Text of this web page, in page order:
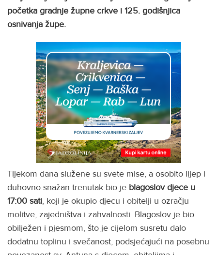
početka gradnje župne crkve i 125. godišnjica
osnivanja župe.
Tijekom dana služene su svete mise, a osobito lijep i
duhovno snažan trenutak bio je blagoslov djece u
17:00 sati, koji je okupio djecu i obitelji u ozračju
molitve, zajedništva i zahvalnosti. Blagoslov je bio
obilježen i pjesmom, što je cijelom susretu dalo
dodatnu toplinu i svečanost, podsjećajući na posebnu